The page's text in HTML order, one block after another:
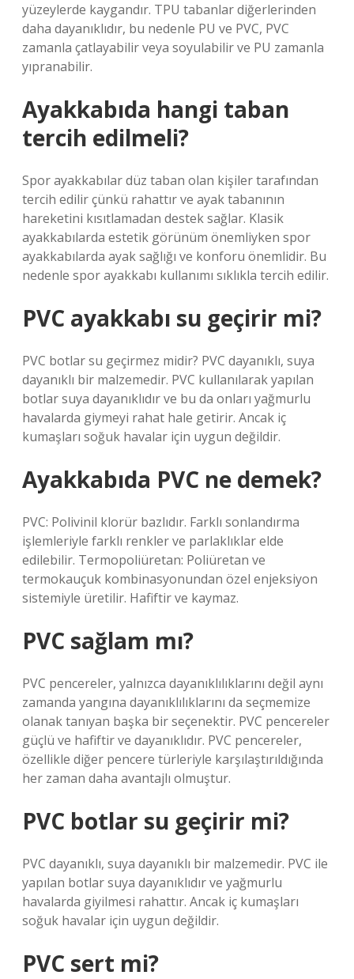
yüzeylerde kaygandır. TPU tabanlar diğerlerinden
daha dayanıklıdır, bu nedenle PU ve PVC, PVC
zamanla çatlayabilir veya soyulabilir ve PU zamanla
yıpranabilir.
Ayakkabıda hangi taban
tercih edilmeli?
Spor ayakkabılar düz taban olan kişiler tarafından
tercih edilir çünkü rahattır ve ayak tabanının
hareketini kısıtlamadan destek sağlar. Klasik
ayakkabılarda estetik görünüm önemliyken spor
ayakkabılarda ayak sağlığı ve konforu önemlidir. Bu
nedenle spor ayakkabı kullanımı sıklıkla tercih edilir.
PVC ayakkabı su geçirir mi?
PVC botlar su geçirmez midir? PVC dayanıklı, suya
dayanıklı bir malzemedir. PVC kullanılarak yapılan
botlar suya dayanıklıdır ve bu da onları yağmurlu
havalarda giymeyi rahat hale getirir. Ancak iç
kumaşları soğuk havalar için uygun değildir.
Ayakkabıda PVC ne demek?
PVC: Polivinil klorür bazlıdır. Farklı sonlandırma
işlemleriyle farklı renkler ve parlaklıklar elde
edilebilir. Termopoliüretan: Poliüretan ve
termokauçuk kombinasyonundan özel enjeksiyon
sistemiyle üretilir. Hafiftir ve kaymaz.
PVC sağlam mı?
PVC pencereler, yalnızca dayanıklılıklarını değil aynı
zamanda yangına dayanıklılıklarını da seçmemize
olanak tanıyan başka bir seçenektir. PVC pencereler
güçlü ve hafiftir ve dayanıklıdır. PVC pencereler,
özellikle diğer pencere türleriyle karşılaştırıldığında
her zaman daha avantajlı olmuştur.
PVC botlar su geçirir mi?
PVC dayanıklı, suya dayanıklı bir malzemedir. PVC ile
yapılan botlar suya dayanıklıdır ve yağmurlu
havalarda giyilmesi rahattır. Ancak iç kumaşları
soğuk havalar için uygun değildir.
PVC sert mi?